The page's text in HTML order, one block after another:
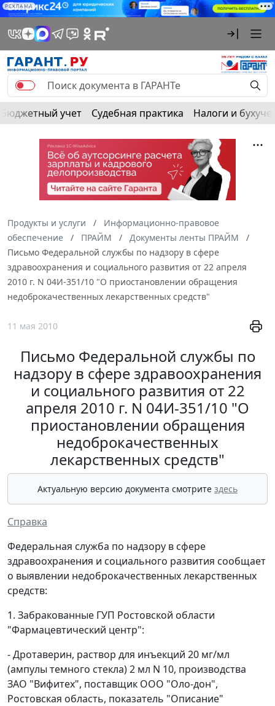
РЕКЛАМА
Бюджетный учет Судебная практика Налоги и
Продукты и услуги
Информационно-правовое
обеспечение
ПРАЙМ
Документы ленты ПРАЙМ
Письмо Федеральной службы по надзору в сфере
здравоохранения и социального развития от 22 апреля
2010 г. N 04И-351/10 "О приостановлении обращения
недоброкачественных лекарственных средств"
11 мая 2010
Письмо Федеральной службы по
надзору в сфере здравоохранения
и социального развития от 22
апреля 2010 г. N 04И-351/10 "О
приостановлении обращения
недоброкачественных
лекарственных средств"
Актуальную версию документа смотрите здесь
Справка
Федеральная служба по надзору в сфере
здравоохранения и социального развития сообщает
о выявлении недоброкачественных лекарственных
средств:
1. Забракованные ГУП Ростовской области
"Фармацевтический центр":
- Дротаверин, раствор для инъекций 20 мг/мл
(ампулы темного стекла) 2 мл N 10, производства
ЗАО "Вифитех", поставщик ООО "Оло-дон",
Ростовская область, показатель "Описание"